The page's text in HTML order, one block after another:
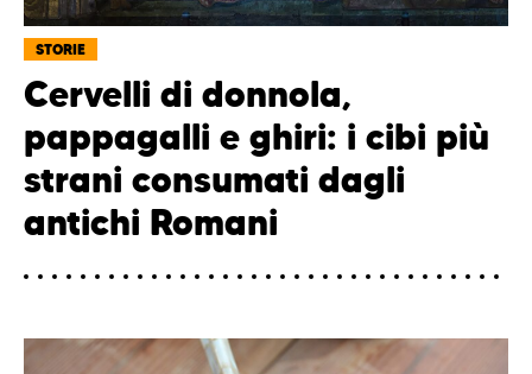
STORIE
Cervelli di donnola,
pappagalli e ghiri: i cibi più
strani consumati dagli
antichi Romani